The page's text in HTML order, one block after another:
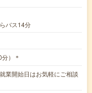
バス14分
）＊
業開始日はお気軽にご相談